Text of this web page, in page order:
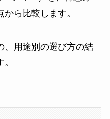
ら比較します。
、用途別の選び方の結